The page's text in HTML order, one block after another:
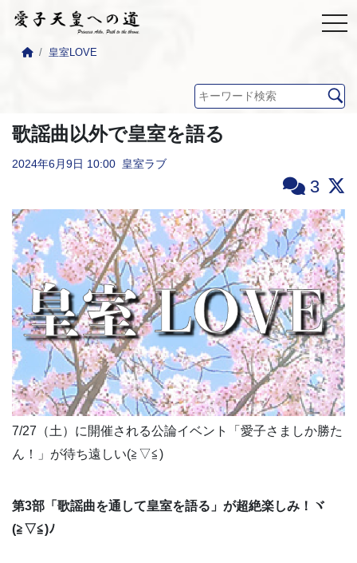
皇室LOVE
歌謡曲以外で皇室を語る
2024年6月9日 10:00 皇室ラブ
3
7/27（土）に開催される公論イベント「愛子さましか勝た
ん！」が待ち遠しい(≧▽≦)
第3部「歌謡曲を通して皇室を語る」が超絶楽しみ！ヾ
(≧▽≦)ﾉ